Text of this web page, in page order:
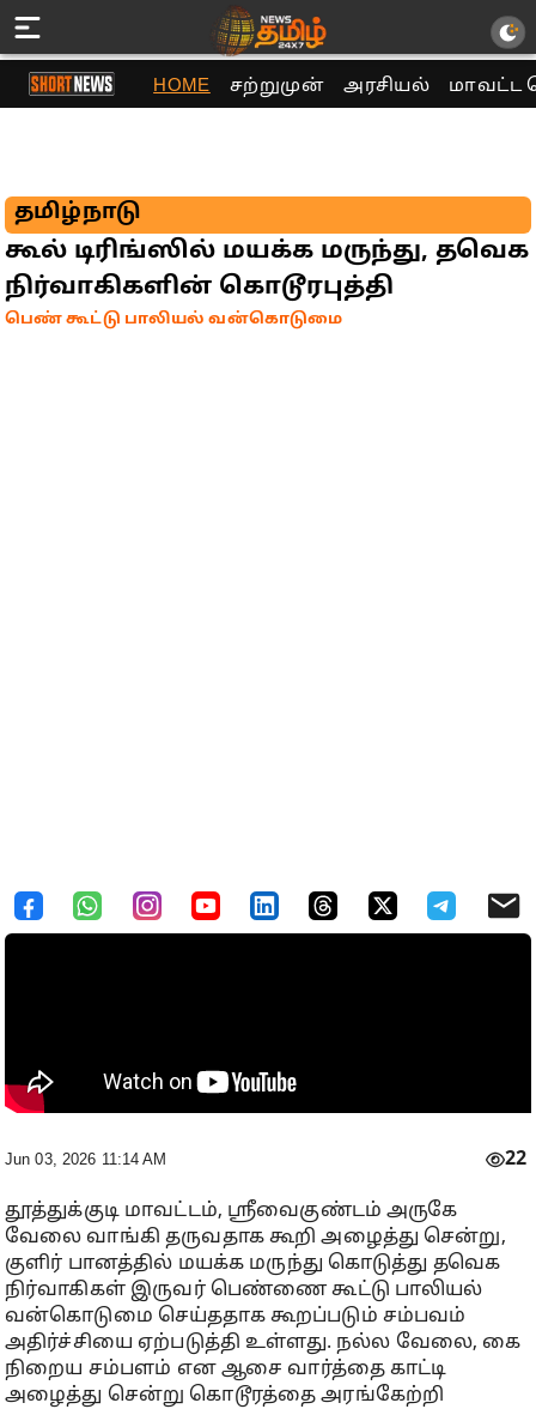
HOME சற்றுமுன் அரசியல் மாவட்ட
தமிழ்நாடு
கூல் டிரிங்ஸில் மயக்க மருந்து, தவெக
நிர்வாகிகளின் கொடூரபுத்தி
பெண் கூட்டு பாலியல் வன்கொடுமை
Jun 03, 2026 11:14 AM 22
தூத்துக்குடி மாவட்டம், ஸ்ரீவைகுண்டம் அருகே
வேலை வாங்கி தருவதாக கூறி அழைத்து சென்று,
குளிர் பானத்தில் மயக்க மருந்து கொடுத்து தவெக
நிர்வாகிகள் இருவர் பெண்ணை கூட்டு பாலியல்
வன்கொடுமை செய்ததாக கூறப்படும் சம்பவம்
அதிர்ச்சியை ஏற்படுத்தி உள்ளது. நல்ல வேலை, கை
நிறைய சம்பளம் என ஆசை வார்த்தை காட்டி
அழைத்து சென்று கொடூரத்தை அரங்கேற்றி